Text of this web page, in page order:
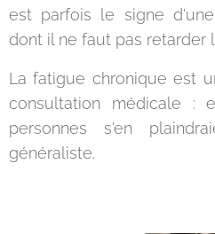
est parfois le signe
dont il ne faut pas retarder
La fatigue chronique est
consultation médicale :
personnes s'en
généraliste.